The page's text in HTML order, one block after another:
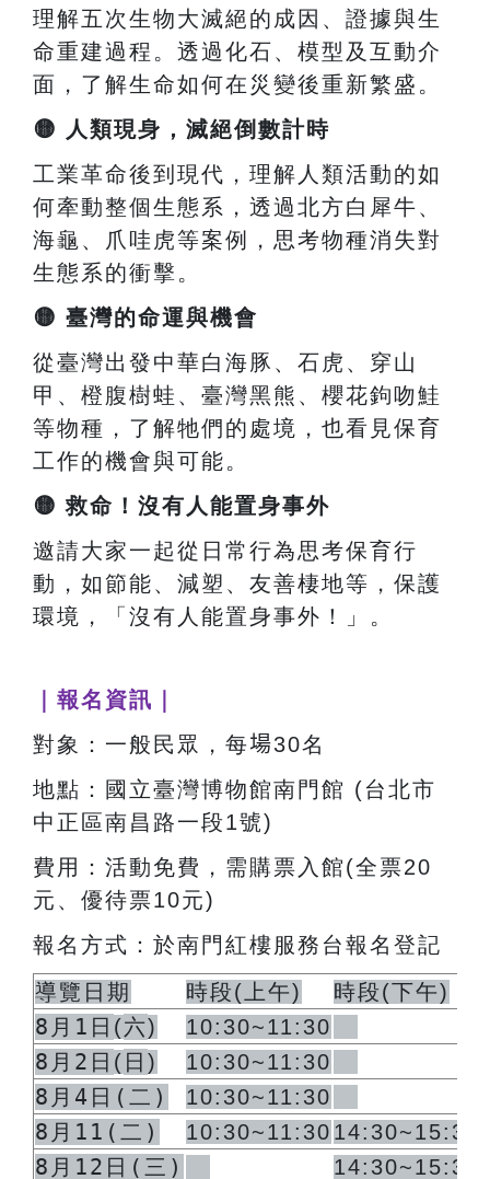
理解五次生物大滅絕的成因、證據與生
命重建過程。透過化石、模型及互動介
面，了解生命如何在災變後重新繁盛。
🟡 人類現身，滅絕倒數計時
工業革命後到現代，理解人類活動的如
何牽動整個生態系，透過北方白犀牛、
海龜、爪哇虎等案例，思考物種消失對
生態系的衝擊。
🟡 臺灣的命運與機會
從臺灣出發中華白海豚、石虎、穿山
甲、橙腹樹蛙、臺灣黑熊、櫻花鉤吻鮭
等物種，了解牠們的處境，也看見保育
工作的機會與可能。
🟡 救命！沒有人能置身事外
邀請大家一起從日常行為思考保育行
動，如節能、減塑、友善棲地等，保護
環境，「沒有人能置身事外！」。
｜報名資訊｜
對象：一般民眾，每場30名
地點：國立臺灣博物館南門館 (台北市
中正區南昌路一段1號)
費用：活動免費，需購票入館(全票20
元、優待票10元)
報名方式：於南門紅樓服務台報名登記
導覽日期
時段( 上午) 時段(下午)
8月1日 (六) 10:30~11:30
8月2日 ( 日 ) 10:30~11:30
8月4日(二) 10:30~11:30
8月11(二) 10:30~11:30 14:30~15:30
8月12日(三) 14:30~15:30